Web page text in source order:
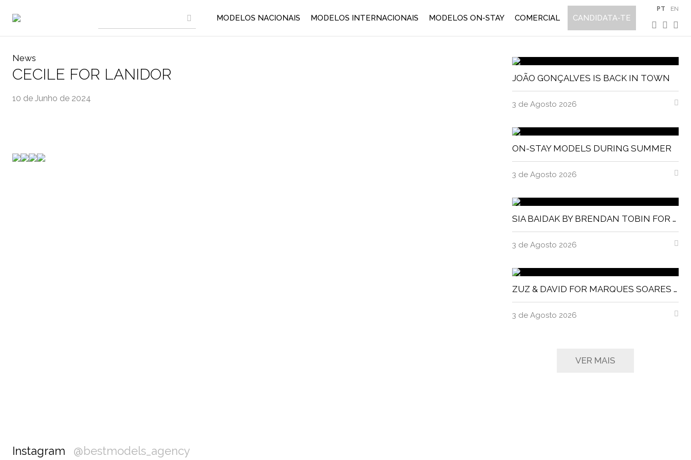
MODELOS NACIONAIS MODELOS INTERNACIONAIS MODELOS ON-STAY COMERCIAL CANDIDATA-TE
PT EN
News
CECILE FOR LANIDOR
10 de Junho de 2024
JOÃO GONÇALVES IS BACK IN TOWN
3 de Agosto 2026
ON-STAY MODELS DURING SUMMER
3 de Agosto 2026
SIA BAIDAK BY BRENDAN TOBIN FOR MISC MAGAZINE
3 de Agosto 2026
ZUZ & DAVID FOR MARQUES SOARES MAGNITUDE MAGAZINE
3 de Agosto 2026
VER MAIS
Instagram @bestmodels_agency